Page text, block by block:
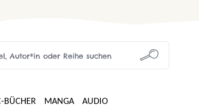
BÜCHER MANGA AUDIO